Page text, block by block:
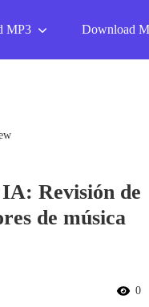
MP3 Download
Revisión de
de música
0